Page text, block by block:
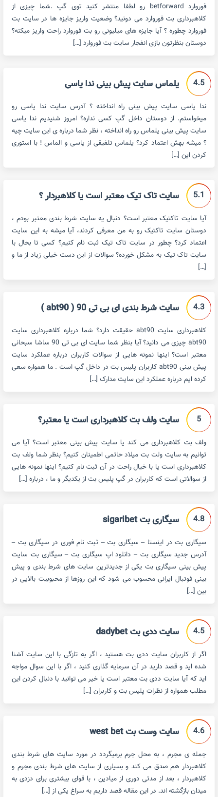
فوروارد betforward رو لطفا منتشر کنید توی گپ .شما چیزی از
کلاهبرداری بت فوروارد می دونید؟ وضعیت واریز جایزه ها در سایت بت
فوروارد چطوره ؟ آیا جایزه های میلیونی رو بت فوروارد راحت واریز میکنه؟
دوستان بنظرتون بازی انفجار سایت بت فوروارد […]
4.5 یلماس سایت پیش بینی ندا یاسی
ندا یاسی سایت پیش بینی راه انداخته ؟ آدرس سایت ندا یاسی رو
میخواستم. از دوستان داخل گپ کسی نداره؟ امروز شنیدیم ندا یاسی
سایت پیش بینی یلماس رو راه انداخته ، نظر شما درباره ی این سایت چیه
؟ میشه بهش اعتماد کرد؟ یلماس تلفیقی از یاسی و الماس ! با استوری
کردن این […]
5.1 سایت تاک تیک معتبر است یا کلاهبردار ؟
آیا سایت تاکتیک معتبر است؟ دنبال یه سایت شرط بندی معتبر بودم ،
دوستان سایت تاکتیک رو به من معرفی کردند، آیا میشه به این سایت
اعتماد کرد؟ چطور در سایت تاک تیک ثبت نام کنیم؟ کسی تا بحال با
سایت تاک تیک به مشکل خورده؟ سوالات از این دست خیلی زیاد از ما و
[…]
4.3 سایت شرط بندی ای بی تی 90 ( abt90 )
کلاهبرداری سایت abt90 حقیقت دارد؟ شما درباره کلاهبرداری سایت
abt90 چیزی می دانید؟ آیا بنظر شما سایت ای بی تی 90 ساشا سبحانی
معتبر است؟ اینها نمونه هایی از سوالات کاربران درباره عملکرد سایت
پیش بینی abt90 کاربران پلیس بت در داخل گپ است . ما همواره سعی
کرده ایم درباره عملکرد این سایت مدارک […]
5 سایت ولف بت کلاهبرداری است یا معتبر؟
ولف بت کلاهبرداری می کند یا سایت پیش بینی معتبر است؟ آیا می
توانیم به سایت ولت بت میلاد حاتمی اطمینان کنیم؟ بنظر شما ولف بت
کلاهبرداری است یا با خیال راحت در آن ثبت نام کنیم؟ اینها نمونه هایی
از سوالاتی است که کاربران در گپ پلیس بت از یکدیگر و ما ، درباره […]
4.8 سیگاری بت sigaribet
سیگاری بت در اینستا – سیگاری بت – ثبت نام فوری در سیگاری بت –
آدرس جدید سیگاری بت – دانلود اپ سیگاری بت – سیگاری بت سایت
پیش بینی سیگاری بت یکی از جدیدترین سایت های شرط بندی و پیش
بینی فوتبال ایرانی محسوب می شود که این روزها از محبوبیت بالایی در
بین […]
4.5 سایت ددی بت dadybet
اگر از کاربران سایت ددی بت هستید ، اگر به تازگی با این سایت آشنا
شده اید و قصد دارید در آن سرمایه گذاری کنید ، اگر با این سوال مواجه
اید که آیا سایت ددی بت معتبر است یا خیر می توانید با دنبال کردن این
مطلب همواره از نظرات پلیس بت و کاربران […]
4.6 سایت وست بت west bet
جمله ی مجرم ، به محل جرم برمیگردد در مورد سایت های شرط بندی
کلاهبردار هم صدق می کند و بسیاری از سایت های شرط بندی مجرم و
کلاهبردار ، بعد از مدتی دوری از میادین ، با قوای بیشتری برای دزدی به
میدان بازگشته اند. در این مقاله قصد داریم به سراغ یکی از […]